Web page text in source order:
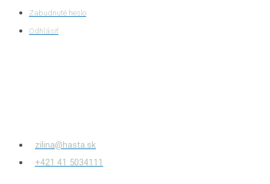
Zabudnuté heslo
Odhlásiť
zilina@hasta.sk
+421 41 5034111